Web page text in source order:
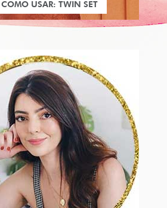
COMO USAR: TWIN SET